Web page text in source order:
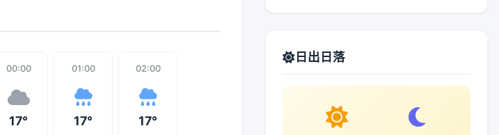
00:00
17°
01:00
17°
02:00
17°
日出日落